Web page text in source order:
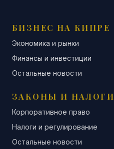
БИЗНЕС НА КИПРЕ
Экономика и рынки
Финансы и инвестиции
Остальные новости
ЗАКОНЫ И НАЛОГИ
Корпоративное право
Налоги и регулирование
Остальные новости